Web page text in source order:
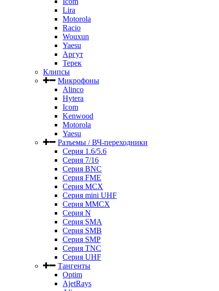
Lira
Motorola
Racio
Wouxun
Yaesu
Аргут
Терек
Клипсы
Микрофоны
Alinco
Hytera
Icom
Kenwood
Motorola
Yaesu
Разъемы / ВЧ-переходники
Серия 1.6/5.6
Серия 7/16
Серия BNC
Серия FME
Серия MCX
Серия mini UHF
Серия MMCX
Серия N
Серия SMA
Серия SMB
Серия SMP
Серия TNC
Серия UHF
Тангенты
Optim
AjetRays